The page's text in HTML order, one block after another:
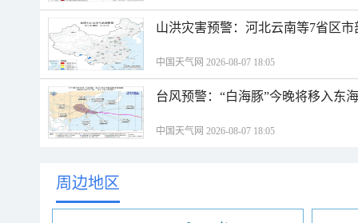
山洪灾害预警：河北云南等7省区
中国天气网 2026-08-07 18:05
台风预警：“白海豚”今晚将移入东
中国天气网 2026-08-07 18:05
周边地区